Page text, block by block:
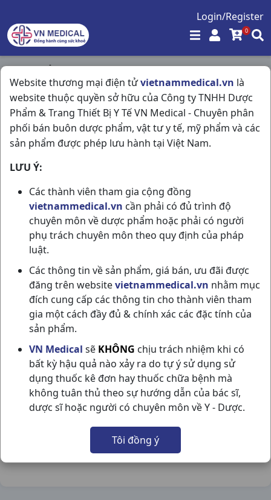
Login/Register
0
Website thương mại điện tửvietnammedical.vn là
website thuộc quyền sở hữu của Công ty TNHH Dược
Phẩm & Trang Thiết Bị Y Tế VN Medical - Chuyên phân
phối bán buôn dược phẩm, vật tư y tế, mỹ phẩm và các
sản phẩm được phép lưu hành tại Việt Nam.
LƯU Ý:
Các thành viên tham gia cộng đồng
vietnammedical.vn cần phải có đủ trình độ
chuyên môn về dược phẩm hoặc phải có người
phụ trách chuyên môn theo quy định của pháp
luật.
Các thông tin về sản phẩm, giá bán, ưu đãi được
đăng trên websitevietnammedical.vn nhằm mục
đích cung cấp các thông tin cho thành viên tham
gia một cách đầy đủ & chính xác các đặc tính của
sản phẩm.
VN Medical sẽ KHÔNG chịu trách nhiệm khi có
bất kỳ hậu quả nào xảy ra do tự ý sử dụng sử
dụng thuốc kê đơn hay thuốc chữa bệnh mà
không tuân thủ theo sự hướng dẫn của bác sĩ,
dược sĩ hoặc người có chuyên môn về Y - Dược.
Tôi đồng ý
Trang chủ / Tiêu Hóa - Gan - Mật - Thận /
Bioflora 100mg H20g France
BIOFLORA 100MG H20G FRANCE
NSX:France
Nhóm hàng:Tiêu Hóa - Gan - Mật - Thận,
Chia sẻ qua mạng xã hội: